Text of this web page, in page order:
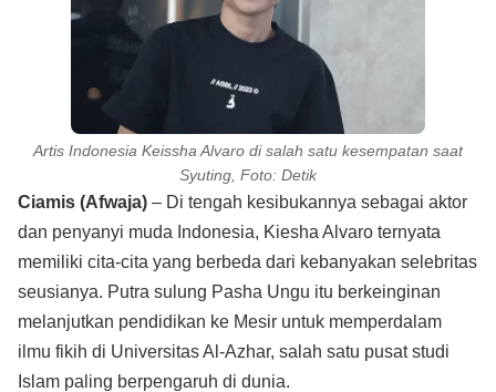
Artis Indonesia Keissha Alvaro di salah satu kesempatan saat
Syuting, Foto: Detik
Ciamis (Afwaja) – Di tengah kesibukannya sebagai aktor
dan penyanyi muda Indonesia, Kiesha Alvaro ternyata
memiliki cita-cita yang berbeda dari kebanyakan selebritas
seusianya. Putra sulung Pasha Ungu itu berkeinginan
melanjutkan pendidikan ke Mesir untuk memperdalam
ilmu fikih di Universitas Al-Azhar, salah satu pusat studi
Islam paling berpengaruh di dunia.